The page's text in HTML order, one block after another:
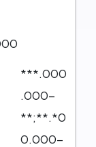
***.000
.000-
**;**.*0
0.000-